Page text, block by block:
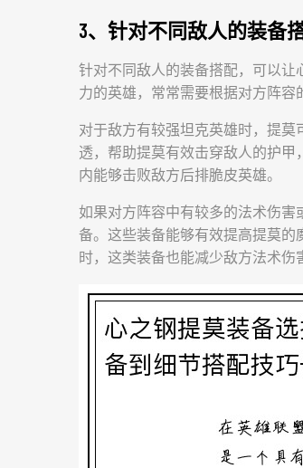
3、针对不同敌人的装备
针对不同敌人的装备搭配，可以
力的英雄，常常需要根据对方阵容
对于敌方有较强坦克英雄时，提莫
透，帮助提莫有效击穿敌人的护
内能够击败敌方后排脆皮英雄。
如果对方阵容中有较多的法术伤害
备。这些装备能够有效提高提莫
时，这类装备也能减少敌方法术伤